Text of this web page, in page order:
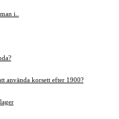
i..
använda korsett efter 1900?